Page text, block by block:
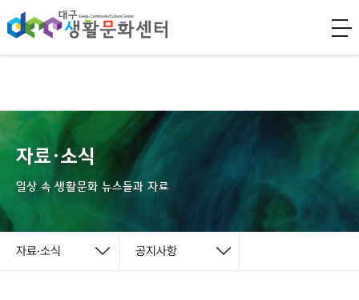
자료·소식
일상 속 생활문화 뉴스들과 자료
자료·소식 공지사항